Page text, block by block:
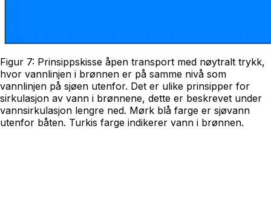
Figur 7: Prinsippskisse åpen transport med nøytralt trykk,
hvor vannlinjen i brønnen er på samme nivå som
vannlinjen på sjøen utenfor. Det er ulike prinsipper for
sirkulasjon av vann i brønnene, dette er beskrevet under
vannsirkulasjon lengre ned. Mørk blå farge er sjøvann
utenfor båten. Turkis farge indikerer vann i brønnen.